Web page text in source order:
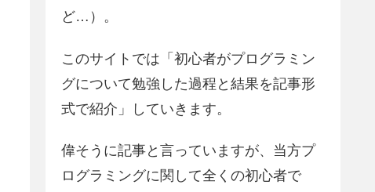
ど…）。
このサイトでは「初心者がプログラミン
グについて勉強した過程と結果を記事形
式で紹介」していきます。
偉そうに記事と言っていますが、当方プ
ログラミングに関して全くの初心者で